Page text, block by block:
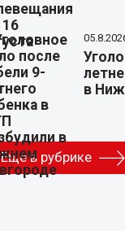
в
Еще в рубрике